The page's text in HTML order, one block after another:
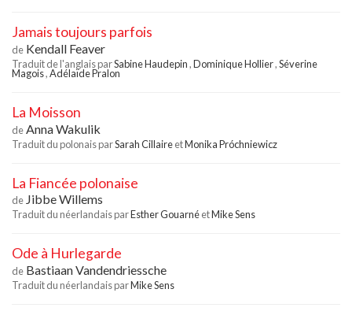
Jamais toujours parfois
de Kendall Feaver
Traduit de l'anglais parSabine Haudepin,Dominique Hollier,Séverine
Magois,Adélaïde Pralon
La Moisson
de Anna Wakulik
Traduit du polonais parSarah CillaireetMonika Próchniewicz
La Fiancée polonaise
de Jibbe Willems
Traduit du néerlandais parEsther GouarnéetMike Sens
Ode à Hurlegarde
de Bastiaan Vandendriessche
Traduit du néerlandais parMike Sens